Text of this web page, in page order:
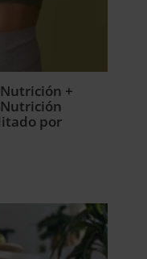
+
por